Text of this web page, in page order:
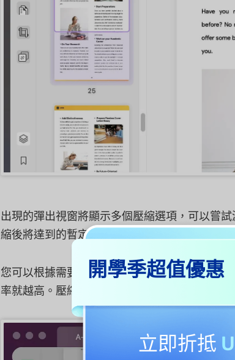
出現的彈出視窗將顯示多個壓縮選項，可以嘗
縮後將達到的暫定文件大小。
您可以根據需要從「最高」、「高」、「中」到
率就越高。壓縮率越高，執行所需的時間越長。
開學季超值優惠
立即折抵